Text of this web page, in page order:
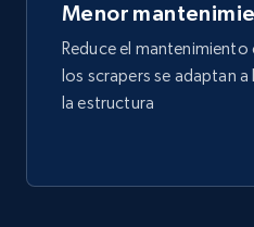
Menor
Reduce el
los scrapers se adaptan
la estructura